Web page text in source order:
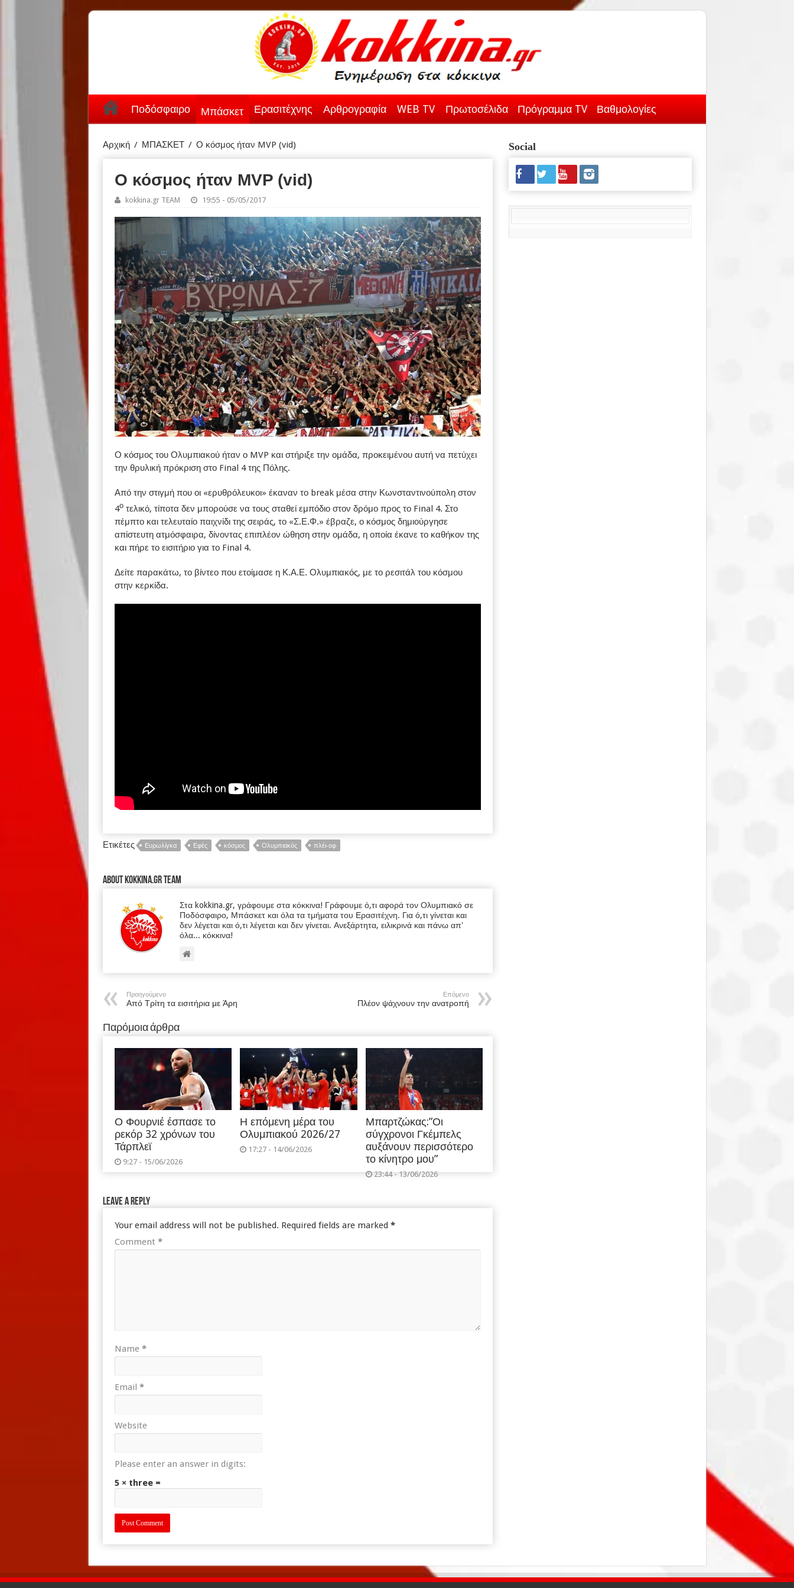
Ποδόσφαιρο Μπάσκετ Ερασιτέχνης Αρθρογραφία WEB TV Πρωτοσέλιδα Πρόγραμμα TV Βαθμολογίες
Αρχική / ΜΠΑΣΚΕΤ / Ο κόσμος ήταν MVP (vid)
Ο κόσμος ήταν MVP (vid)
kokkina.gr TEAM 19:55 - 05/05/2017
Ο κόσμος του Ολυμπιακού ήταν ο MVP και στήριξε την ομάδα, προκειμένου αυτή να πετύχει
την θρυλική πρόκριση στο Final 4 της Πόλης.
Από την στιγμή που οι «ερυθρόλευκοι» έκαναν το break μέσα στην Κωνσταντινούπολη στον
4οτελικό, τίποτα δεν μπορούσε να τους σταθεί εμπόδιο στον δρόμο προς το Final 4. Στο
πέμπτο και τελευταίο παιχνίδι της σειράς, το «Σ.Ε.Φ.» έβραζε, ο κόσμος δημιούργησε
απίστευτη ατμόσφαιρα, δίνοντας επιπλέον ώθηση στην ομάδα, η οποία έκανε το καθήκον της
και πήρε το εισιτήριο για το Final 4.
Δείτε παρακάτω, το βίντεο που ετοίμασε η Κ.Α.Ε. Ολυμπιακός, με το ρεσιτάλ του κόσμου
στην κερκίδα.
Ετικέτες Ευρωλίγκα Εφές κόσμος Ολυμπιακός πλέι-οφ
About kokkina.gr TEAM
Στα kokkina.gr, γράφουμε στα κόκκινα! Γράφουμε ό,τι αφορά τον Ολυμπιακό σε
Ποδόσφαιρο, Μπάσκετ και όλα τα τμήματα του Ερασιτέχνη. Για ό,τι γίνεται και
δεν λέγεται και ό,τι λέγεται και δεν γίνεται. Ανεξάρτητα, ειλικρινά και πάνω απ'
όλα... κόκκινα!
Προηγούμενο
Από Τρίτη τα εισιτήρια με Άρη
Επόμενο
Πλέον ψάχνουν την ανατροπή
Παρόμοια άρθρα
Ο Φουρνιέ έσπασε το
ρεκόρ 32 χρόνων του
Τάρπλεϊ
9:27 - 15/06/2026
Η επόμενη μέρα του
Ολυμπιακού 2026/27
17:27 - 14/06/2026
Μπαρτζώκας:”Οι
σύγχρονοι Γκέμπελς
αυξάνουν περισσότερο
το κίνητρο μου”
23:44 - 13/06/2026
Leave a Reply
Your email address will not be published. Required fields are marked *
Comment *
Name *
Email *
Website
Please enter an answer in digits:
5 × three =
Social